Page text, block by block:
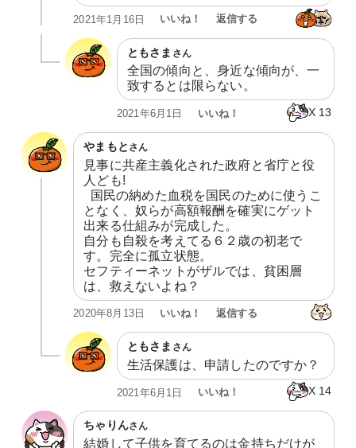
2021年1月16日 いいね！ 返信する
ともさま さん
全国の傾向と、身近な傾向が、一
致するとは限らない。
X 13
2021年6月1日 いいね！
やまもと さん
見事に共産主義化された政府と省庁と役
人ども!
となく、奴らが高額報酬を確実にゲット
出来る仕組みが完成した。
自分も自殺を考えてる６２歳の初老で
す。完全に孤立状態。
セフティーネットがザルでは、貧困層
は、救えないよね？
2020年8月13日 いいね！ 返信する
ともさま さん
生活保護は、申請したのですか？
X 14
2021年6月1日 いいね！
ちゃりんさん
結婚して子供を育てるのは金持ちだけが